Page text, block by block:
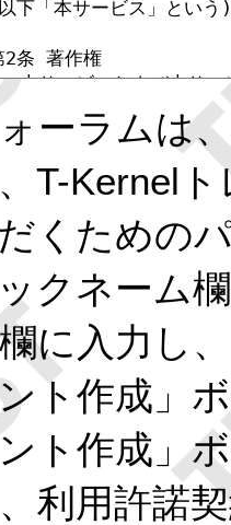
ーラムは
T-Kernel
くための
クネーム
に入力し
ント作成」
ト作成」
利用許諾